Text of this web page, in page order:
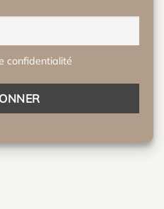
confidentialité